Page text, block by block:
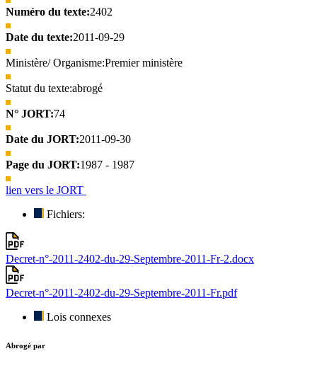
Numéro du texte:2402
Date du texte:2011-09-29
Ministère/ Organisme:Premier ministère
Statut du texte:abrogé
N° JORT:74
Date du JORT:2011-09-30
Page du JORT:1987 - 1987
lien vers le JORT
Fichiers:
Decret-n°-2011-2402-du-29-Septembre-2011-Fr-2.docx
Decret-n°-2011-2402-du-29-Septembre-2011-Fr.pdf
Lois connexes
Abrogé par